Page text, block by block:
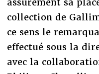
collection de
ce sens le
effectué sous la
avec la